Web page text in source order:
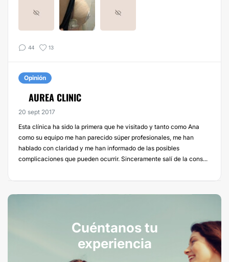
44 13
Opinión
AUREA CLINIC
20 sept 2017
Esta clínica ha sido la primera que he visitado y tanto como Ana
como su equipo me han parecido súper profesionales, me han
hablado con claridad y me han informado de las posibles
complicaciones que pueden ocurrir. Sinceramente salí de la cons...
Cuéntanos tu
experiencia